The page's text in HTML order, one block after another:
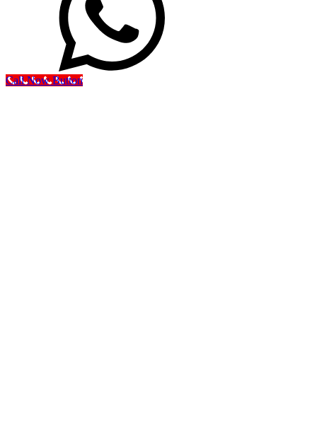
Call Now Button